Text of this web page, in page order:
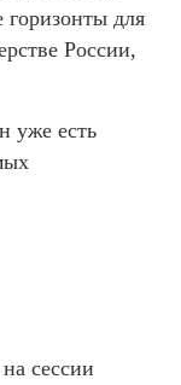
горизонты для
России,
уже есть
сессии